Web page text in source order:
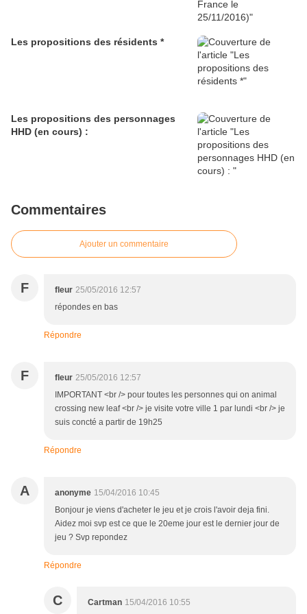
Les propositions des résidents *
Les propositions des personnages
HHD (en cours) :
Commentaires
Ajouter un commentaire
F fleur 25/05/2016 12:57
répondes en bas
Répondre
F fleur 25/05/2016 12:57
IMPORTANT <br /> pour toutes les personnes qui on animal
crossing new leaf <br /> je visite votre ville 1 par lundi <br /> je
suis concté a partir de 19h25
Répondre
A anonyme 15/04/2016 10:45
Bonjour je viens d'acheter le jeu et je crois l'avoir deja fini.
Aidez moi svp est ce que le 20eme jour est le dernier jour de
jeu ? Svp repondez
Répondre
C Cartman 15/04/2016 10:55